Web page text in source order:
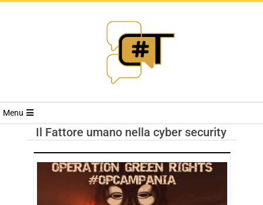
RIVISTA
TRENDS
Menu
Il Fattore umano nella cyber security